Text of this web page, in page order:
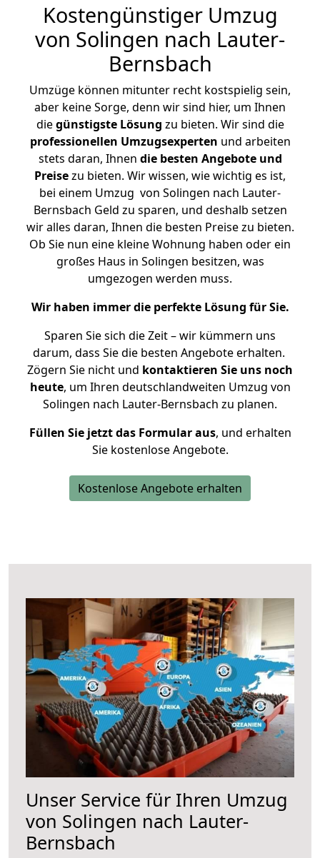
Kostengünstiger Umzug
von Solingen nach Lauter-
Bernsbach
Umzüge können mitunter recht kostspielig sein,
aber keine Sorge, denn wir sind hier, um Ihnen
diegünstigste Lösung zu bieten. Wir sind die
professionellen Umzugsexperten und arbeiten
stets daran, Ihnen die besten Angebote und
Preisezu bieten. Wir wissen, wie wichtig es ist,
bei einem Umzug von Solingen nach Lauter-
Bernsbach Geld zu sparen, und deshalb setzen
wir alles daran, Ihnen die besten Preise zu bieten.
Ob Sie nun eine kleine Wohnung haben oder ein
großes Haus in Solingen besitzen, was
umgezogen werden muss.
Wir haben immer die perfekte Lösung für Sie.
Sparen Sie sich die Zeit – wir kümmern uns
darum, dass Sie die besten Angebote erhalten.
Zögern Sie nicht und kontaktieren Sie uns noch
heute, um Ihren deutschlandweiten Umzug von
Solingen nach Lauter-Bernsbach zu planen.
Füllen Sie jetzt das Formular aus, und erhalten
Sie kostenlose Angebote.
Kostenlose Angebote erhalten
Unser Service für Ihren Umzug
von Solingen nach Lauter-
Bernsbach